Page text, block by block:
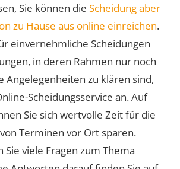
Sie können die Scheidung aber
zu Hause aus online einreichen.
einvernehmliche Scheidungen
in deren Rahmen nur noch
Angelegenheiten zu klären sind,
Scheidungsservice an. Auf
Sie sich wertvolle Zeit für die
Terminen vor Ort sparen.
Sie viele Fragen zum Thema